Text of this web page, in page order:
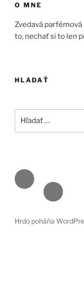
O MNE
Zvedavá
to, nechať si to len
HLADAŤ
Face
book
Emai
l
Hrdo poháňa